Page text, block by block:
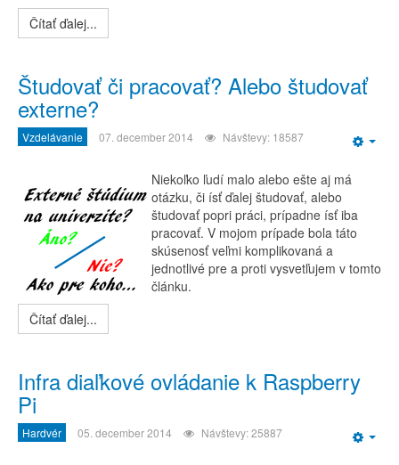
Čítať ďalej...
Študovať či pracovať? Alebo študovať
externe?
Vzdelávanie 07. december 2014 Návštevy: 18587
Niekoľko ľudí malo alebo ešte aj má
otázku, či ísť ďalej študovať, alebo
študovať popri práci, prípadne ísť iba
pracovať. V mojom prípade bola táto
skúsenosť veľmi komplikovaná a
jednotlivé pre a proti vysvetľujem v tomto
článku.
Čítať ďalej...
Infra diaľkové ovládanie k Raspberry
Pi
Hardvér 05. december 2014 Návštevy: 25887